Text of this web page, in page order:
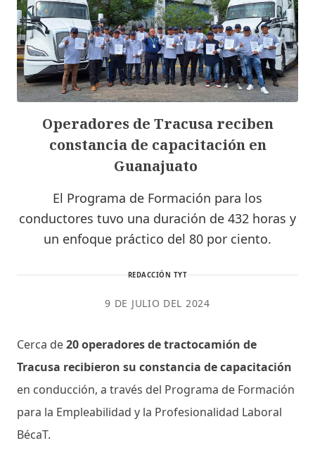
Operadores de Tracusa reciben
constancia de capacitación en
Guanajuato
El Programa de Formación para los
conductores tuvo una duración de 432 horas y
un enfoque práctico del 80 por ciento.
REDACCIÓN TYT
9 DE JULIO DEL 2024
Cerca de20 operadores de tractocamión de
Tracusa recibieron su constancia de capacitación
en conducción, a través del Programa de Formación
para la Empleabilidad y la Profesionalidad Laboral
BécaT.